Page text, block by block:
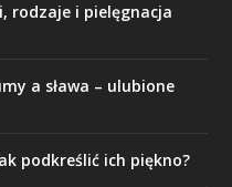
rodzaje i pielęgnacja
a sława – ulubione
podkreślić ich piękno?